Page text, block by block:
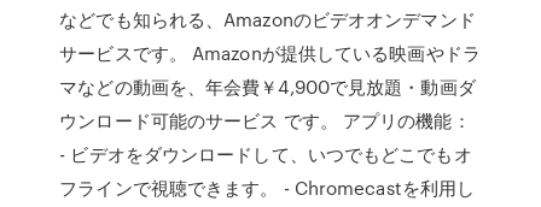
などでも知られる、Amazonのビデオオンデマンド
サービスです。 Amazonが提供している映画やドラ
マなどの動画を、年会費￥4,900で見放題・動画ダ
ウンロード可能のサービス です。 アプリの機能：
- ビデオをダウンロードして、いつでもどこでもオ
フラインで視聴できます。 - Chromecastを利用し